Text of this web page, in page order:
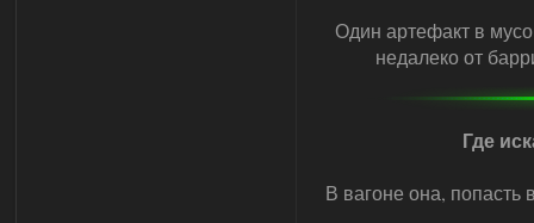
Один артефакт в
недалеко от
Где
В вагоне она,